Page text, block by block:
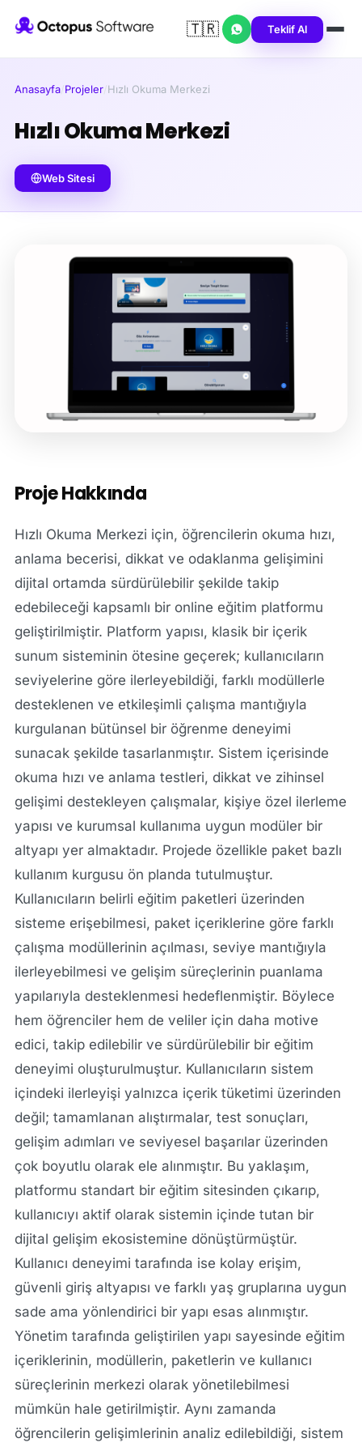
🇹🇷 Teklif Al
Anasayfa/Projeler/Hızlı Okuma Merkezi
Hızlı Okuma Merkezi
Web Sitesi
Proje Hakkında
Hızlı Okuma Merkezi için, öğrencilerin okuma hızı,
anlama becerisi, dikkat ve odaklanma gelişimini
dijital ortamda sürdürülebilir şekilde takip
edebileceği kapsamlı bir online eğitim platformu
geliştirilmiştir. Platform yapısı, klasik bir içerik
sunum sisteminin ötesine geçerek; kullanıcıların
seviyelerine göre ilerleyebildiği, farklı modüllerle
desteklenen ve etkileşimli çalışma mantığıyla
kurgulanan bütünsel bir öğrenme deneyimi
sunacak şekilde tasarlanmıştır. Sistem içerisinde
okuma hızı ve anlama testleri, dikkat ve zihinsel
gelişimi destekleyen çalışmalar, kişiye özel ilerleme
yapısı ve kurumsal kullanıma uygun modüler bir
altyapı yer almaktadır. Projede özellikle paket bazlı
kullanım kurgusu ön planda tutulmuştur.
Kullanıcıların belirli eğitim paketleri üzerinden
sisteme erişebilmesi, paket içeriklerine göre farklı
çalışma modüllerinin açılması, seviye mantığıyla
ilerleyebilmesi ve gelişim süreçlerinin puanlama
yapılarıyla desteklenmesi hedeflenmiştir. Böylece
hem öğrenciler hem de veliler için daha motive
edici, takip edilebilir ve sürdürülebilir bir eğitim
deneyimi oluşturulmuştur. Kullanıcıların sistem
içindeki ilerleyişi yalnızca içerik tüketimi üzerinden
değil; tamamlanan alıştırmalar, test sonuçları,
gelişim adımları ve seviyesel başarılar üzerinden
çok boyutlu olarak ele alınmıştır. Bu yaklaşım,
platformu standart bir eğitim sitesinden çıkarıp,
kullanıcıyı aktif olarak sistemin içinde tutan bir
dijital gelişim ekosistemine dönüştürmüştür.
Kullanıcı deneyimi tarafında ise kolay erişim,
güvenli giriş altyapısı ve farklı yaş gruplarına uygun
sade ama yönlendirici bir yapı esas alınmıştır.
Yönetim tarafında geliştirilen yapı sayesinde eğitim
içeriklerinin, modüllerin, paketlerin ve kullanıcı
süreçlerinin merkezi olarak yönetilebilmesi
mümkün hale getirilmiştir. Aynı zamanda
öğrencilerin gelişimlerinin analiz edilebildiği, sistem